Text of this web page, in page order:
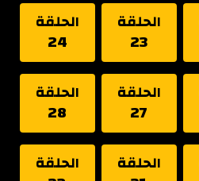
الحلقة
23
الحلقة
24
الحلقة
27
الحلقة
28
الحلقة الحلقة